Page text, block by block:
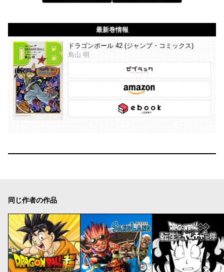
最新巻情報
ドラゴンボール 42 (ジャンプ・コミックス)
鳥山 明
同じ作者の作品